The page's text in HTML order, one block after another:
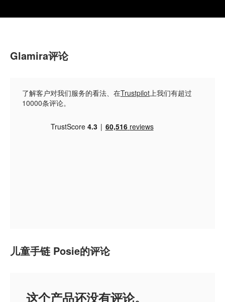
Glamira评论
了解客户对我们服务的看法、在Trustpilot 上我们有超过
10000条评论。
儿童手链 Posie的评论
这个产品还没有评论。